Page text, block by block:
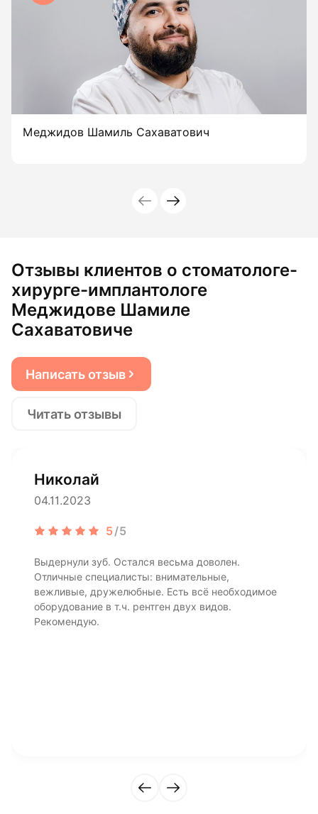
Меджидов Шамиль Сахаватович
Отзывы клиентов о стоматологе-
хирурге-имплантологе
Меджидове Шамиле
Сахаватовиче
Написать отзыв
Читать отзывы
Николай
04.11.2023
5/5
Выдернули зуб. Остался весьма доволен.
Отличные специалисты: внимательные,
вежливые, дружелюбные. Есть всё необходимое
оборудование в т.ч. рентген двух видов.
Рекомендую.